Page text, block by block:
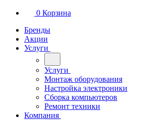
0 Корзина
Бренды
Акции
Услуги
Услуги
Монтаж оборудования
Настройка электроники
Сборка компьютеров
Ремонт техники
Компания